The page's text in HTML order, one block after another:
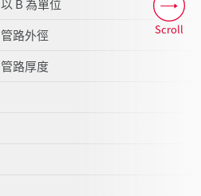
管路外徑
管路厚度
Scroll